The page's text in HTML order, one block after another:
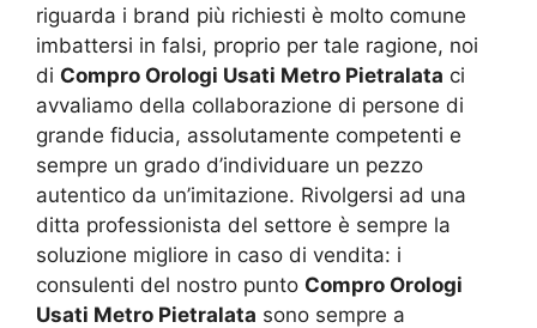
riguarda i brand più richiesti è molto comune
imbattersi in falsi, proprio per tale ragione, noi
di Compro Orologi Usati Metro Pietralata ci
avvaliamo della collaborazione di persone di
grande fiducia, assolutamente competenti e
sempre un grado d’individuare un pezzo
autentico da un’imitazione. Rivolgersi ad una
ditta professionista del settore è sempre la
soluzione migliore in caso di vendita: i
consulenti del nostro punto Compro Orologi
Usati Metro Pietralata sono sempre a